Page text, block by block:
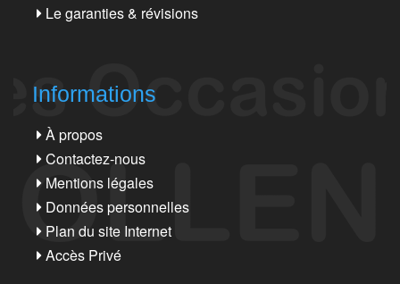
Le garanties & révisions
Informations
À propos
Contactez-nous
Mentions légales
Données personnelles
Plan du site Internet
Accès Privé